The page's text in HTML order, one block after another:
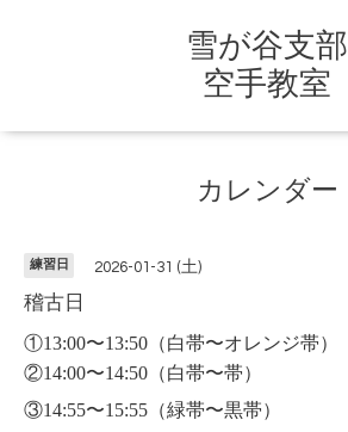
雪が谷支部
空手教室
カレンダー
練習日 2026-01-31 (土)
稽古日
①13:00〜13:50 （白帯〜オレンジ帯）
②14:00〜14:50（白帯〜帯）
③14:55〜15:55（緑帯〜黒帯）